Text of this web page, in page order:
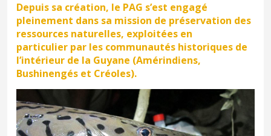
Depuis sa création, le PAG s’est engagé
pleinement dans sa mission de préservation des
ressources naturelles, exploitées en
particulier par les communautés historiques de
l’intérieur de la Guyane (Amérindiens,
Bushinengés et Créoles).